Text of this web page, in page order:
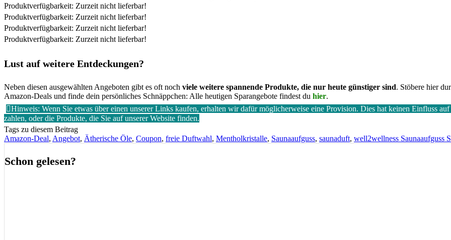
Produktverfügbarkeit: Zurzeit nicht lieferbar!
Produktverfügbarkeit: Zurzeit nicht lieferbar!
Produktverfügbarkeit: Zurzeit nicht lieferbar!
Produktverfügbarkeit: Zurzeit nicht lieferbar!
Lust auf weitere Entdeckungen?
Neben diesen ausgewählten Angeboten gibt es oft noch viele weitere spannende Produkte, die nur heute günstiger sind. Stöbere hier
Amazon-Deals und finde dein persönliches Schnäppchen: Alle heutigen Sparangebote findest du hier.
Hinweis: Wenn Sie etwas über einen unserer Links kaufen, erhalten wir dafür möglicherweise eine Provision. Dies hat keinen Einfluss auf
zahlen, oder die Produkte, die Sie auf unserer Website finden.
Tags zu diesem Beitrag
Amazon-Deal, Angebot, Ätherische Öle, Coupon, freie Duftwahl, Mentholkristalle, Saunaaufguss, saunaduft, well2wellness Saunaaufguss
Schon gelesen?